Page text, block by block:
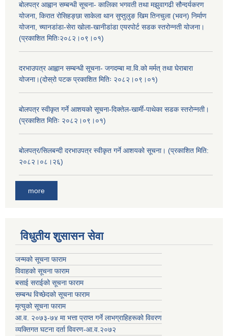
बोलपत्र आह्वान सम्बन्धी सूचना- कालिका भगवती तथा मझुवागढी सौन्दर्यकरण
योजना, किरात रोसिहङ्छा साकेला थान सुप्तुलुङ खिम तिनचुला (भवन) निर्माण
योजना, च्यानडांडा-सेरा खोला-खानीडांडा एयरपोर्ट सडक स्तरोन्नती योजना।
(प्रकाशित मितिः२०८२।०९।०१)
दरभाउपत्र आह्वान सम्बन्धी सूचना- जगदम्बा मा.वि.को मर्मत् तथा घेराबारा
योजना।(दोस्रो पटक प्रकाशित मितिः २०८२।०९।०१)
बोलपत्र स्वीकृत गर्ने आशयको सूचना-दिक्तेल-खार्मी-पाथेका सडक स्तरोन्नती।
(प्रकाशित मितिः २०८२।०९।०१)
बोलपत्र/सिलबन्दी दरभाउपत्र स्वीकृत गर्ने आशयको सूचना। (प्रकाशित मिति:
२०८२।०८।२६)
more
विधुतीय शुसासन सेवा
जन्मको सूचना फाराम
विवाहको सूचना फाराम
बसाई सराईको सूचना फाराम
सम्बन्ध विच्छेदको सूचना फाराम
मृत्युको सूचना फाराम
आ.व. २०७३-७४ मा भत्ता प्राप्त गर्ने लाभग्राहिहरूको विवरण
व्यक्तिगत घटना दर्ता विवरण-आ.व.२०७२